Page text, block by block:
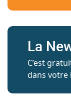
La
C’est
dans votre